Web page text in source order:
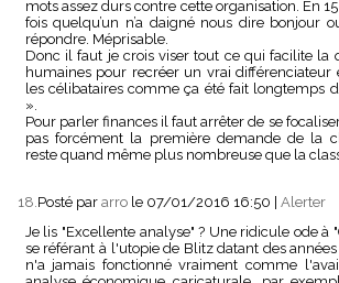
mots assez durs contre cette organisation. En
fois quelqu’un n’a daigné nous dire bonjour
répondre. Méprisable.
Donc il faut je crois viser tout ce qui facilite la
humaines pour recréer un vrai différenciateur
les célibataires comme ça été fait longtemps
».
Pour parler finances il faut arrêter de se
pas forcément la première demande de la
reste quand même plus nombreuse que la
18.Posté par arro le 07/01/2016 16:50
Alerter
Je lis "Excellente analyse" ? Une ridicule ode à
se référant à l'utopie de Blitz datant des
n'a jamais fonctionné vraiment comme